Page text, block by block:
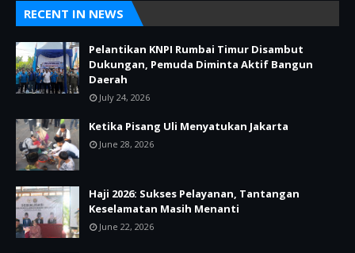
RECENT IN NEWS
Pelantikan KNPI Rumbai Timur Disambut
Dukungan, Pemuda Diminta Aktif Bangun
Daerah
July 24, 2026
Ketika Pisang Uli Menyatukan Jakarta
June 28, 2026
Haji 2026: Sukses Pelayanan, Tantangan
Keselamatan Masih Menanti
June 22, 2026